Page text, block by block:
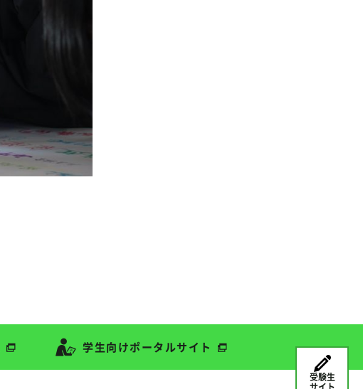
受験生
学生向けポータルサイト